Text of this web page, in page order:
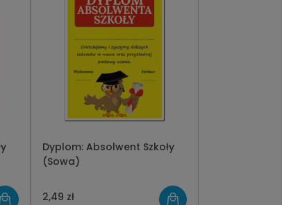
Dyplom: Absolwent Szkoły
(Sowa)
2,49 zł